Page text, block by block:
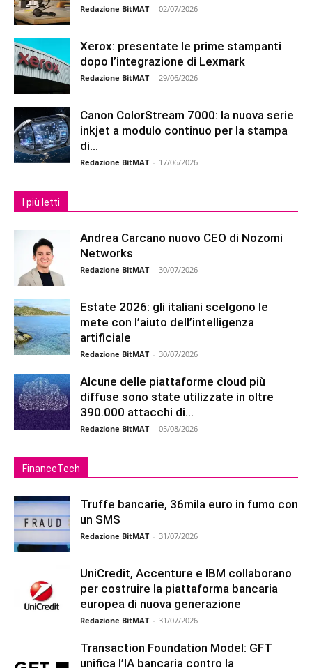
Redazione BitMAT - 02/07/2026
Xerox: presentate le prime stampanti
dopo l’integrazione di Lexmark
Redazione BitMAT - 29/06/2026
Canon ColorStream 7000: la nuova serie
inkjet a modulo continuo per la stampa
di...
Redazione BitMAT - 17/06/2026
I più letti
Andrea Carcano nuovo CEO di Nozomi
Networks
Redazione BitMAT - 30/07/2026
Estate 2026: gli italiani scelgono le
mete con l’aiuto dell’intelligenza
artificiale
Redazione BitMAT - 30/07/2026
Alcune delle piattaforme cloud più
diffuse sono state utilizzate in oltre
390.000 attacchi di...
Redazione BitMAT - 05/08/2026
FinanceTech
Truffe bancarie, 36mila euro in fumo con
un SMS
Redazione BitMAT - 31/07/2026
UniCredit, Accenture e IBM collaborano
per costruire la piattaforma bancaria
europea di nuova generazione
Redazione BitMAT - 31/07/2026
Transaction Foundation Model: GFT
unifica l’IA bancaria contro la